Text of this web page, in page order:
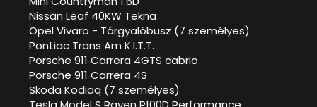
Nissan Leaf 40KW Tekna
Opel Vivaro - Tárgyalóbusz (7 személyes)
Pontiac Trans Am K.I.T.T.
Porsche 911 Carrera 4GTS cabrio
Porsche 911 Carrera 4S
Skoda Kodiaq (7 személyes)